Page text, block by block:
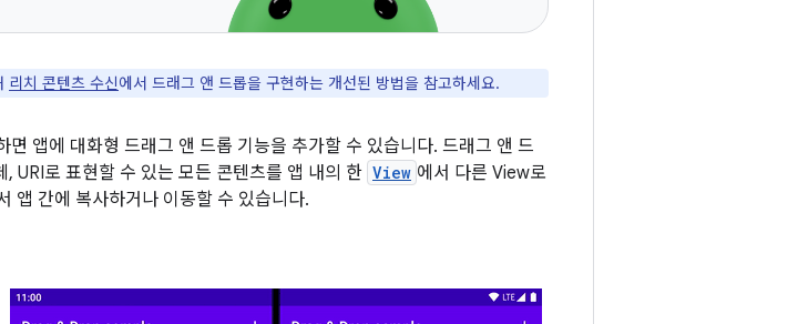
리치 콘텐츠 수신에서 드래그 앤 드롭을 구현하는 개선된 방법을 참고하세요.
앱에 대화형 드래그 앤 드롭 기능을 추가할 수 있습니다. 드래그 앤 드
URI로 표현할 수 있는 모든 콘텐츠를 앱 내의 한 View 에서 다른 View로
앱 간에 복사하거나 이동할 수 있습니다.